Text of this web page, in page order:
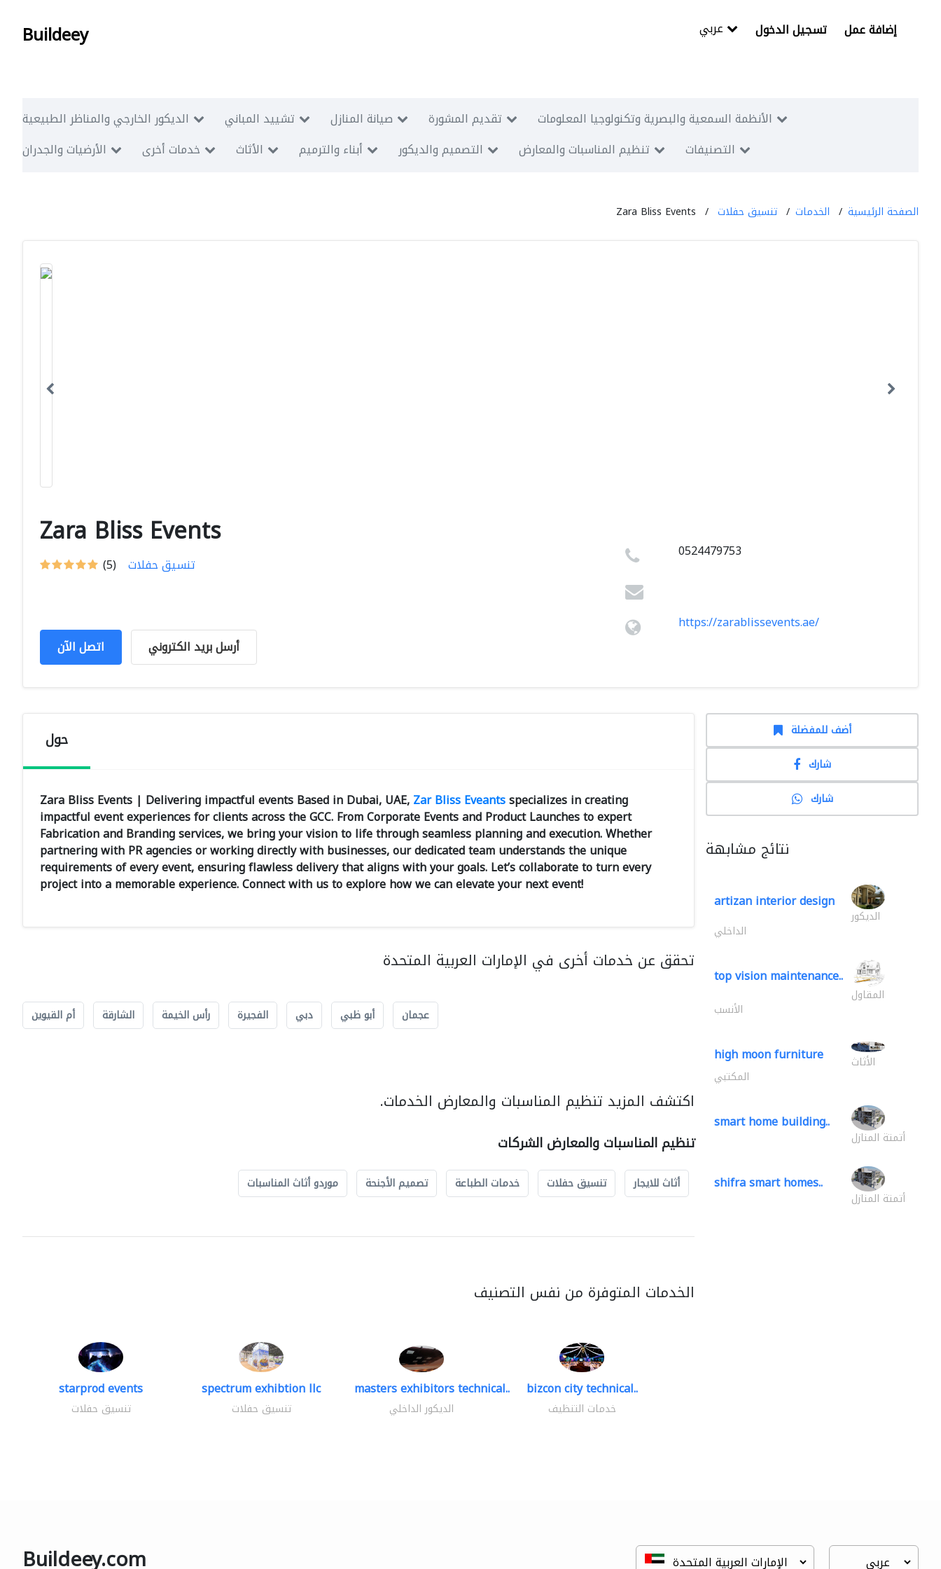
Buildeey تسجيل الدخول إضافة عمل
الديكور الخارجي والمناظر الطبيعية تشييد المباني صيانة المنازل تقديم المشورة
الأنظمة السمعية والبصرية وتكنولوجيا المعلومات
الأرضيات والجدران
خدمات أخرى الأثاث أبناء والترميم التصميم والديكور تنظيم المناسبات والمعارض التصنيفات
الصفحة الرئيسية الخدمات تنسيق حفلات Zara Bliss Events
Zara Bliss Events
(5) تنسيق حفلات
اتصل الآن أرسل بريد الكتروني
0524479753
https://zarablissevents.ae/
حول
Zara Bliss Events | Delivering impactful events Based in Dubai, UAE,Zar Bliss Eveantsspecializes in creating
impactful event experiences for clients across the GCC. From Corporate Events and Product Launches to expert
Fabrication and Branding services, we bring your vision to life through seamless planning and execution. Whether
partnering with PR agencies or working directly with businesses, our dedicated team understands the unique
requirements of every event, ensuring flawless delivery that aligns with your goals. Let’s collaborate to turn every
project into a memorable experience. Connect with us to explore how we can elevate your next event!
تحقق عن خدمات أخرى في الإمارات العربية المتحدة
عجمان أبو ظبي دبي الفجيرة رأس الخيمة الشارقة أم القيوين
اكتشف المزيد تنظيم المناسبات والمعارض الخدمات.
تنظيم المناسبات والمعارض الشركات
أثاث للايجار تنسيق حفلات خدمات الطباعة تصميم الأجنحة موردو أثاث المناسبات
الخدمات المتوفرة من نفس التصنيف
starprod events
تنسيق حفلات
spectrum exhibtion llc
تنسيق حفلات
masters exhibitors technical..
الديكور الداخلي
bizcon city technical..
خدمات التنظيف
أضف للمفضلة
شارك
شارك
نتائج مشابهة
artizan interior design
الديكور
الداخلي
top vision maintenance..
المقاول
الأنسب
high moon furniture الأثاث
المكتبي
smart home building..
أتمتة المنازل
shifra smart homes..
أتمتة المنازل
Buildeey.com